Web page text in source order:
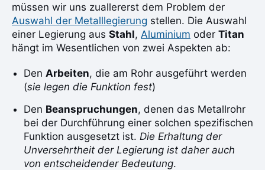
müssen wir uns zuallererst dem Problem der
Auswahl der Metalllegierung stellen. Die Auswahl
einer Legierung aus Stahl, Aluminium oder Titan
hängt im Wesentlichen von zwei Aspekten ab:
Den Arbeiten, die am Rohr ausgeführt werden
(sie legen die Funktion fest)
Den Beanspruchungen, denen das Metallrohr
bei der Durchführung einer solchen spezifischen
Funktion ausgesetzt ist. Die Erhaltung der
Unversehrtheit der Legierung ist daher auch
von entscheidender Bedeutung.